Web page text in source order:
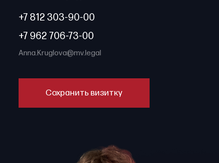
+7 812 303-90-00
+7 962 706-73-00
Anna.Kruglova@mv.legal
Сохранить визитку